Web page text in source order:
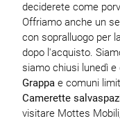
deciderete come
Offriamo anche un
con sopralluogo per
dopo l'acquisto.
siamo chiusi lunedì
Grappae comuni
Camerette
visitare Mottes